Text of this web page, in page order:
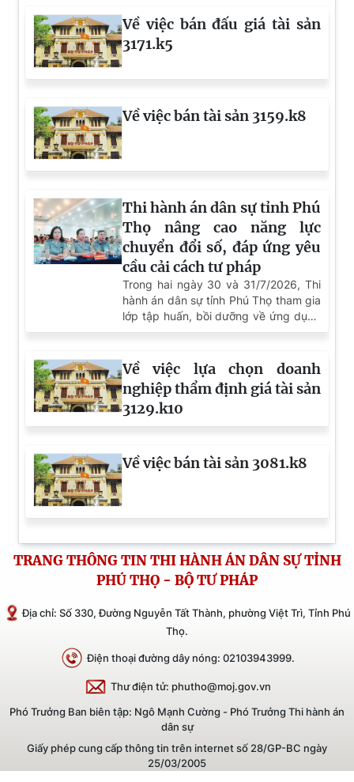
mắc tại cơ sở chính là khâu quyết định
đưa các giải pháp đi vào thực tiễn.
Về việc bán đấu giá tài sản
3171.k5
Về việc bán tài sản 3159.k8
Thi hành án dân sự tỉnh Phú
Thọ nâng cao năng lực
chuyển đổi số, đáp ứng yêu
cầu cải cách tư pháp
Trong hai ngày 30 và 31/7/2026, Thi
hành án dân sự tỉnh Phú Thọ tham gia
lớp tập huấn, bồi dưỡng về ứng dụng
công nghệ thông tin và chuyển đổi số
do Cục Quản lý Thi hành án dân sự tổ
chức. Đây là hoạt động có ý nghĩa
thiết thực nhằm trang bị kiến thức, kỹ
năng và cập nhật những định hướng
mới về chuyển đổi số, góp phần nâng
hành án dân sự trong giai đoạn hiện
Về việc lựa chọn doanh
nghiệp thẩm định giá tài sản
3129.k10
Về việc bán tài sản 3081.k8
TRANG THÔNG TIN THI HÀNH ÁN DÂN SỰ TỈNH
PHÚ THỌ - BỘ TƯ PHÁP
Địa chỉ: Số 330, Đường Nguyễn Tất Thành, phường Việt Trì, Tỉnh Phú
Thọ.
Điện thoại đường dây nóng: 02103943999.
Thư điện tử: phutho@moj.gov.vn
Phó Trưởng Ban biên tập: Ngô Mạnh Cường - Phó Trưởng Thi hành án
dân sự
Giấy phép cung cấp thông tin trên internet số 28/GP-BC ngày
25/03/2005